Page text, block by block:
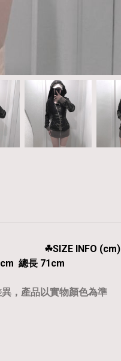
☘︎SIZE INFO (cm)
總長 71cm
，產品以實物顏色為準